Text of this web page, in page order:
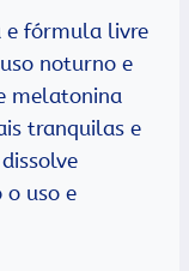
e fórmula livre
noturno e
melatonina
tranquilas e
uso e